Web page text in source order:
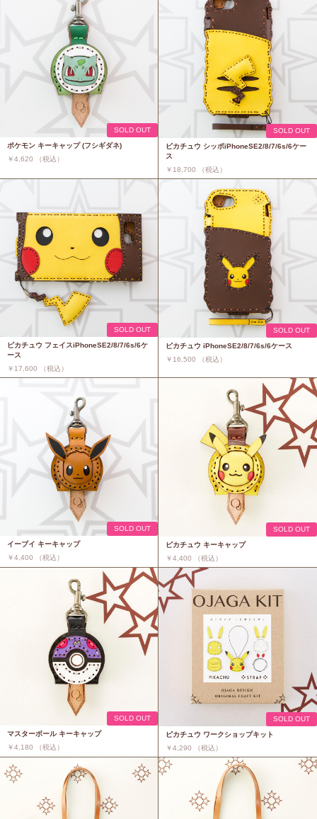
SOLD OUT
ポケモン キーキャップ (フシギダネ)
￥4,620 （税込）
SOLD OUT
ピカチュウ シッポiPhoneSE2/8/7/6s/6ケー
ス
￥18,700 （税込）
SOLD OUT
ピカチュウ フェイスiPhoneSE2/8/7/6s/6ケ
ース
￥17,600 （税込）
SOLD OUT
ピカチュウ iPhoneSE2/8/7/6s/6ケース
￥16,500 （税込）
SOLD OUT
イーブイ キーキャップ
￥4,400 （税込）
SOLD OUT
ピカチュウ キーキャップ
￥4,400 （税込）
SOLD OUT
マスターボール キーキャップ
￥4,180 （税込）
SOLD OUT
ピカチュウ ワークショップキット
￥4,290 （税込）